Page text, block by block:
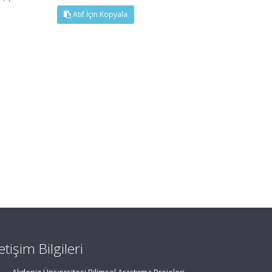
Atıf İçin Kopyala
Bilgileri